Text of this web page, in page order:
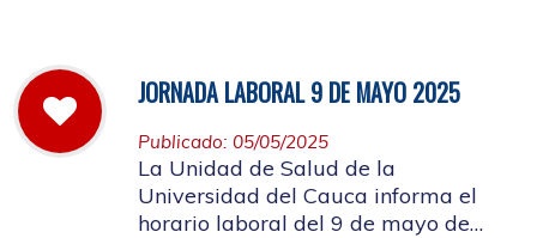
JORNADA LABORAL 9 DE MAYO 2025
Publicado: 05/05/2025
La Unidad de Salud de la
Universidad del Cauca informa el
horario laboral del 9 de mayo de